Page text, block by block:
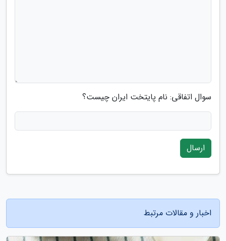
سوال اتفاقی: نام پایتخت ایران چیست؟
ارسال
اخبار و مقالات مرتبط